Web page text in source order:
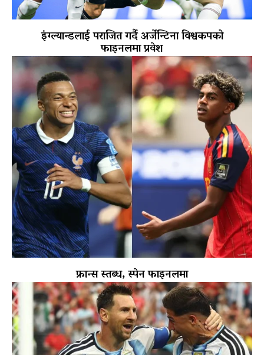
इंग्ल्यान्डलाई पराजित गर्दै अर्जेन्टिना विश्वकपको
फाइनलमा प्रवेश
फ्रान्स स्तब्ध, स्पेन फाइनलमा